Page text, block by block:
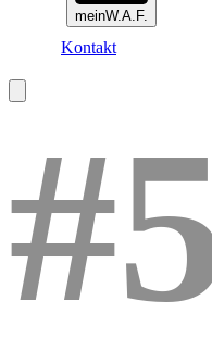
meinW.A.F.
Kontakt